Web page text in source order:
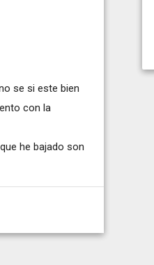
se si este bien
con la
he bajado son